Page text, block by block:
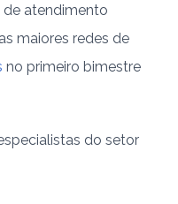
de atendimento
maiores redes de
no primeiro bimestre
do setor